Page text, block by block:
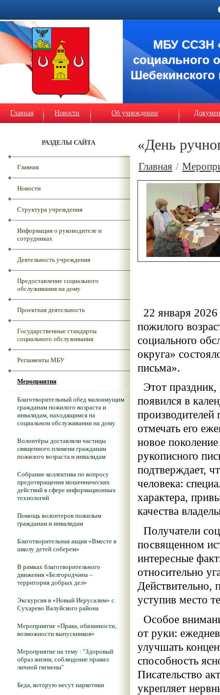
МБУ ССЗН
социального
Шебекинского
Главная Новости Об учреждении
РАЗДЕЛЫ САЙТА
Главная
Новости
Структура учреждения
Информация о руководителе и
сотрудниках
Деятельность учреждения
Предоставление социального
обслуживания на дому
Проектная деятельность
Государственные стандарты
социального обслуживания
Регламенты МБУ
Мероприятия
Благотворительный обед малоимущим
гражданам пожилого возраста и
инвалидам, находящимся на
социальном обслуживании на дому
Волонтёры доставляли частицы
священного пламени гражданам
пожилого возраста и инвалидам
Собрание коллектива по вопросу
предотвращения мошеннических
действий в сфере информационных
технологий
Помощь волонтеров пожилым
гражданам и инвалидам
Благотворительная акция «Вместе в
школу детей соберем»
В рамках благотворительного
движения «Белгородчина –
территория добрых дел»
Экскурсия в «Новый Иерусалим» с.
Сухарево Валуйского района
Мероприятие «Права, обязанности,
возможности выпускников»
Мероприятие на тему : "Здоровый
образ жизни, соблюдение правил
личной гигиены"
Беда, которую несут наркотики
«День
Главная /
22 января 2026
пожилого
социального
округа»
письма».
Этот
появился в
отмечать его
новое
рукописного
подтверждает,
человека:
характера,
качества
Получатели
посвященном
интересные
относительно
Действительно,
уступив место
Особое
от руки:
улучшать
способность
Писательство
укрепляет